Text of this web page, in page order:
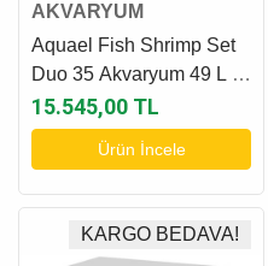
AKVARYUM
Aquael Fish Shrimp Set
Duo 35 Akvaryum 49 L -
Beyaz
15.545,00 TL
Ürün İncele
KARGO BEDAVA!